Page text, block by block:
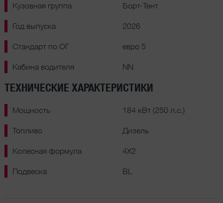
Кузовная группа Борт-Тент
Год выпуска 2026
Стандарт по ОГ евро 5
Кабина водителя NN
ТЕХНИЧЕСКИЕ ХАРАКТЕРИСТИКИ
Мощность 184 кВт (250 л.с.)
Топливо Дизель
Колесная формула 4X2
Подвеска BL